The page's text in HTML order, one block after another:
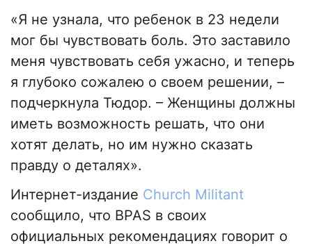
«Я не узнала, что ребенок в 23 недели
мог бы чувствовать боль. Это заставило
меня чувствовать себя ужасно, и теперь
я глубоко сожалею о своем решении, –
подчеркнула Тюдор. – Женщины должны
иметь возможность решать, что они
хотят делать, но им нужно сказать
правду о деталях».
Интернет-издание Сhurch Мilitant
сообщило, что BPAS в своих
официальных рекомендациях говорит о